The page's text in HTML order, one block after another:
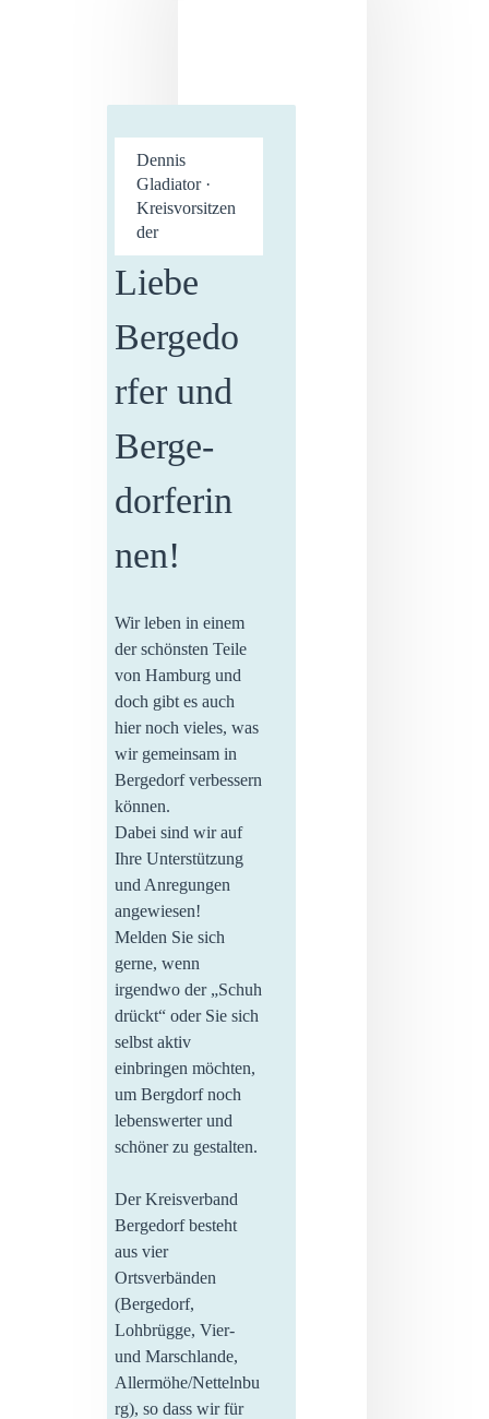
Dennis
Gladiator ·
Kreisvorsitzen
der
Liebe
Bergedo
rfer und
Berge­
dorferin
nen!
Wir leben in einem
der schönsten Teile
von Hamburg und
doch gibt es auch
hier noch vieles, was
wir gemeinsam in
Bergedorf verbessern
können.
Dabei sind wir auf
Ihre Unterstützung
und Anregungen
angewiesen!
Melden Sie sich
gerne, wenn
irgendwo der „Schuh
drückt“ oder Sie sich
selbst aktiv
einbringen möchten,
um Bergdorf noch
lebenswerter und
schöner zu gestalten.
Der Kreisverband
Bergedorf besteht
aus vier
Ortsverbänden
(Bergedorf,
Lohbrügge, Vier-
und Marschlande,
Allermöhe/Nettelnbu
rg), so dass wir für